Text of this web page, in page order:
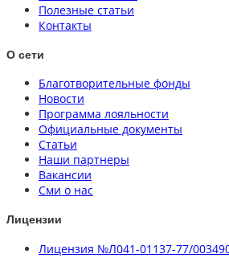
Полезные статьи
Контакты
О сети
Благотворительные фонды
Новости
Программа лояльности
Официальные документы
Статьи
Наши партнеры
Вакансии
Сми о нас
Лицензии
Лицензия №Л041-01137-77/